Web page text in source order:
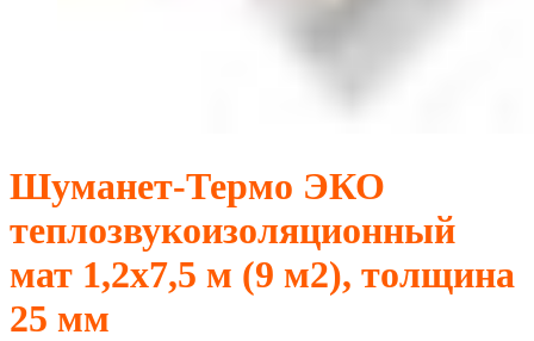
Шуманет-Термо ЭКО
теплозвукоизоляционный
мат 1,2х7,5 м (9 м2), толщина
25 мм